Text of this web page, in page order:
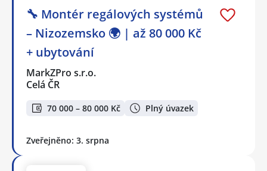
🔧 Montér regálových systémů
– Nizozemsko 🌍 | až 80 000 Kč
+ ubytování
MarkZPro s.r.o.
Celá ČR
70 000 – 80 000 Kč Plný úvazek
Zveřejněno: 3. srpna